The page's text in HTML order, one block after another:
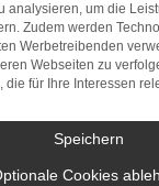
birgt nicht
sondern
bestimmte
werden.
an den
oben genannten
uns bitte. Wir
analysieren, um die
Zudem werden
Werbetreibenden
Webseiten zu
die für Ihre Interessen
Speichern
Cookies